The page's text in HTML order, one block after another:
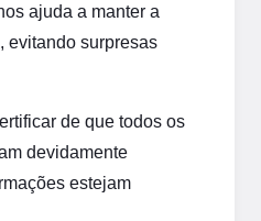
ajuda a manter a
evitando surpresas
de que todos os
devidamente
estejam